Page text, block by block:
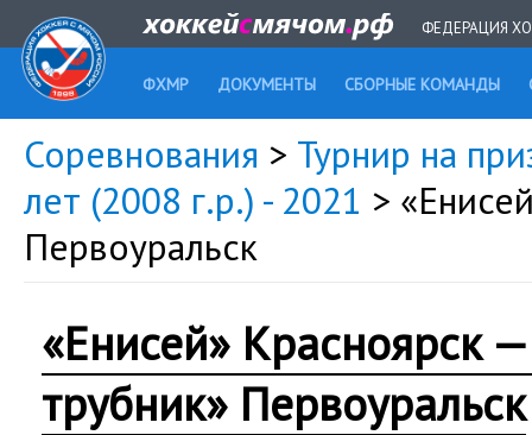
ФЕДЕРАЦИЯ
ФХМР ДОКУМЕНТЫ СБОРНЫЕ КОМАНДЫ
Соревнования > Турнир на
лет (2008 г.р.) - 2021 >
Первоуральск
«Енисей» Красноярск
трубник» Первоуральск